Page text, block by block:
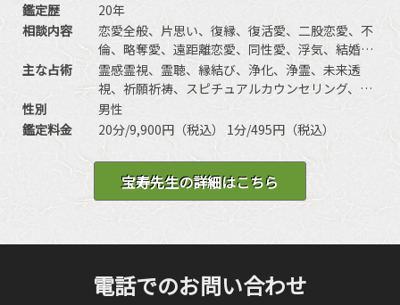
鑑定歴
20年
相談内容
恋愛全般、片思い、復縁、復活愛、二股恋愛、不
倫、略奪愛、遠距離恋愛、同性愛、浮気、結婚、
離婚、夫婦問題、家庭/家族問題、親子、育児、教
育、介護、引っ越し、仕事全般、適職、経営、進
路、人間関係、相性、ママ友、相手の気持ち、人
生相談、開運、運勢、健康、金銭、動物、故人、
心霊相談など
主な占術
霊感霊視、霊聴、縁結び、浄化、浄霊、未来透
視、祈願祈祷、スピチュアルカウンセリング、波
動修正、思念伝達、引き寄せ、チャクラ、ヒーリ
ング、前世/過去世、守護霊対話、死者との対話、
高次との交信、特殊占術、特殊念波、など
性別
男性
鑑定料金
20分/9,900円（税込） 1分/495円（税込）
宝寿先生の詳細はこちら
電話でのお問い合わせ